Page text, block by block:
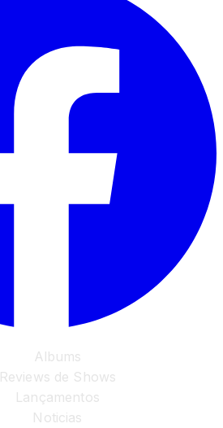
Albums
Reviews de Shows
Lançamentos
Noticias